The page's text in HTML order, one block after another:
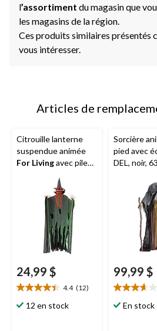
l’assortiment du magasin que
les magasins de la région.
Ces produits similaires présentés
vous intéresser.
Articles de
Citrouille lanterne
suspendue animée
For Livingavec piles,
vert/orange, 7-1/2 pi,
décoration
d'intérieur/d'extérieur
activée par la lumière
pour l'Halloween
24,99 $
4.4 (12)
4.4
étoile(s)
12 en stock
Sorcière
pied avec
DEL, noir,
intérieure/
activée par
la lumière
Halloween
99,99 $
3.7
étoile(s)
En stock